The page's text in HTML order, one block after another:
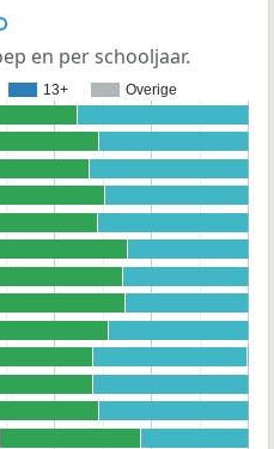
en per schooljaar.
13+ Overige